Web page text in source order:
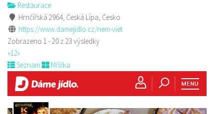
Restaurace
Hrnčířská 2964, Česká Lípa, Česko
https://www.damejidlo.cz/nem-viet
Zobrazeno 1 - 20 z 23 výsledky
«12»
Seznam
Mřížka